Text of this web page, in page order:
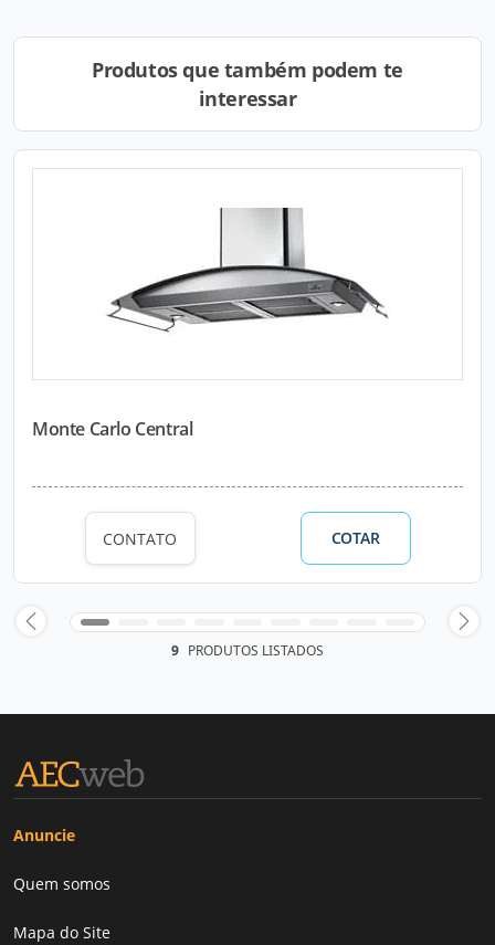
Produtos que também podem te
interessar
Monte Carlo Central
CONTATO COTAR
9 PRODUTOS LISTADOS
Anuncie
Quem somos
Mapa do Site